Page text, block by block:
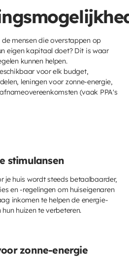
mensen die overstappen op
eigen kapitaal doet? Dit is waar
kunnen helpen.
voor elk budget,
leningen voor zonne-energie,
(vaak PPA's
stimulansen
je huis wordt steeds betaalbaarder,
en -regelingen om huiseigenaren
inkomen te helpen de energie-
huizen te verbeteren.
zonne-energie